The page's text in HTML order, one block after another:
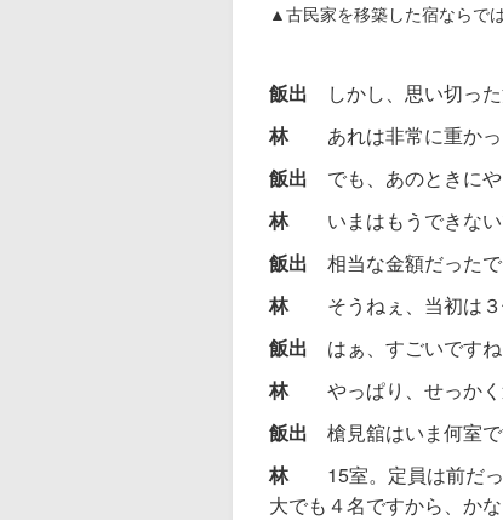
▲古民家を移築した宿ならで
飯出 しかし、思い切っ
林 あれは非常に重か
飯出 でも、あのときに
林 いまはもうできな
飯出 相当な金額だった
林 そうねぇ、当初は
飯出 はぁ、すごいです
林 やっぱり、せっか
飯出 槍見舘はいま何室
林 15室。定員は前だ
大でも４名ですから、か